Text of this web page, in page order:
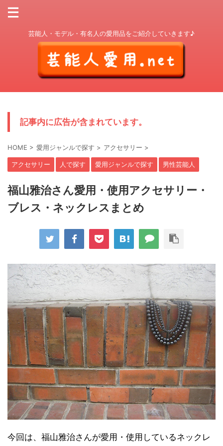
芸能人・モデル・有名人の愛用品をご紹介していきます♪
記事内に広告が含まれています。
HOME > 愛用ジャンルで探す > アクセサリー >
アクセサリー 人で探す 愛用ジャンルで探す 男性芸能人
福山雅治さん愛用・使用アクセサリー・
ブレス・ネックレスまとめ
今回は、福山雅治さんが愛用・使用しているネックレ